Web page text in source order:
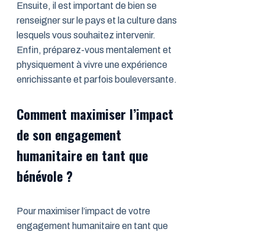
Ensuite, il est important de bien se
renseigner sur le pays et la culture dans
lesquels vous souhaitez intervenir.
Enfin, préparez-vous mentalement et
physiquement à vivre une expérience
enrichissante et parfois bouleversante.
Comment maximiser l’impact
de son engagement
humanitaire en tant que
bénévole ?
Pour maximiser l’impact de votre
engagement humanitaire en tant que